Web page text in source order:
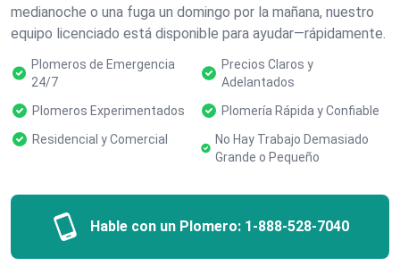
medianoche o una fuga un domingo por la mañana, nuestro
equipo licenciado está disponible para ayudar—rápidamente.
Plomeros de Emergencia
24/7
Precios Claros y
Adelantados
Plomeros Experimentados
Plomería Rápida y Confiable
Residencial y Comercial
No Hay Trabajo Demasiado
Grande o Pequeño
Hable con un Plomero: 1-888-528-7040